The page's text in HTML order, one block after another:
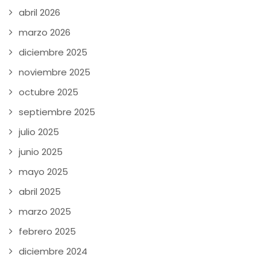
abril 2026
marzo 2026
diciembre 2025
noviembre 2025
octubre 2025
septiembre 2025
julio 2025
junio 2025
mayo 2025
abril 2025
marzo 2025
febrero 2025
diciembre 2024